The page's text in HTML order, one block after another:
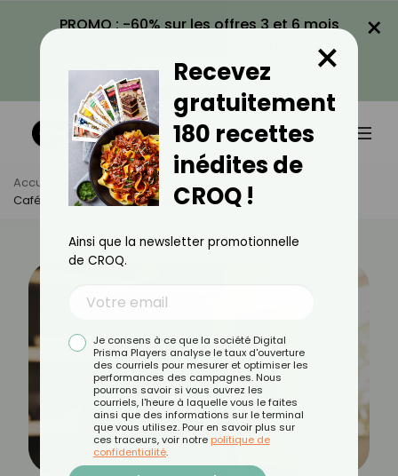
PROMO : -60% sur les offres 3 et 6 mois
VOIR LA PROMO
×
Accueil Actus
Bien-Être
Café Ou Thé : Quel Est Le Meilleur Anti-Fatigue ?
Recevez
gratuitement
180 recettes
inédites de
CROQ !
×
Ainsi que la newsletter promotionnelle
de CROQ.
Je consens à ce que la société Digital
Prisma Players analyse le taux d'ouverture
des courriels pour mesurer et optimiser les
performances des campagnes. Nous
pourrons savoir si vous ouvrez les
courriels, l'heure à laquelle vous le faites
ainsi que des informations sur le terminal
que vous utilisez. Pour en savoir plus sur
ces traceurs, voir notre politique de
confidentialité.